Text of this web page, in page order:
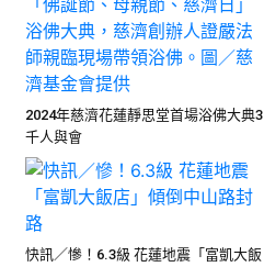
2024年慈濟花蓮靜思堂首場浴佛大典3
千人與會
快訊／慘！6.3級 花蓮地震「富凱大飯